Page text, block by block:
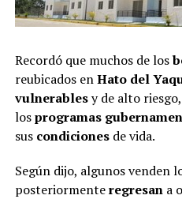
Recordó que muchos de los
reubicados enHato del
vulnerablesy de alto
losprogramas
sus condicionesde vida.
Según dijo, algunos venden
posteriormenteregresana